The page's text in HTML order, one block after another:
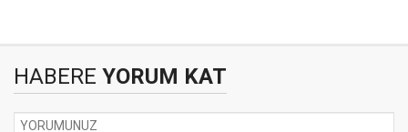
HABERE YORUM KAT